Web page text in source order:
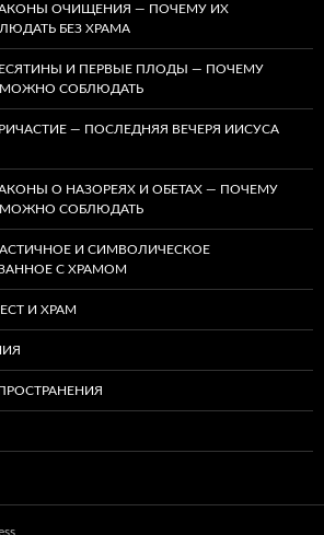
ОЧИЩЕНИЯ — ПОЧЕМУ ИХ
БЕЗ ХРАМА
И ПЕРВЫЕ ПЛОДЫ — ПОЧЕМУ
СОБЛЮДАТЬ
— ПОСЛЕДНЯЯ ВЕЧЕРЯ ИИСУСА
О НАЗОРЕЯХ И ОБЕТАХ — ПОЧЕМУ
СОБЛЮДАТЬ
И СИМВОЛИЧЕСКОЕ
С ХРАМОМ
И ХРАМ